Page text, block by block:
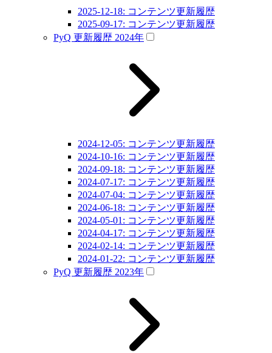
2025-12-18: コンテンツ更新履歴
2025-09-17: コンテンツ更新履歴
PyQ 更新履歴 2024年
2024-12-05: コンテンツ更新履歴
2024-10-16: コンテンツ更新履歴
2024-09-18: コンテンツ更新履歴
2024-07-17: コンテンツ更新履歴
2024-07-04: コンテンツ更新履歴
2024-06-18: コンテンツ更新履歴
2024-05-01: コンテンツ更新履歴
2024-04-17: コンテンツ更新履歴
2024-02-14: コンテンツ更新履歴
2024-01-22: コンテンツ更新履歴
PyQ 更新履歴 2023年